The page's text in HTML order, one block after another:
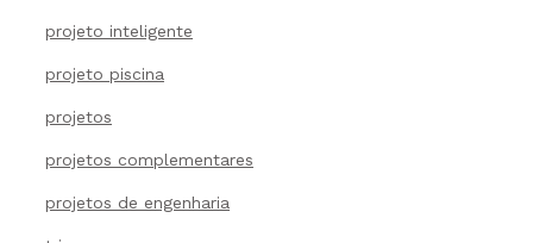
projeto inteligente
projeto piscina
projetos
projetos complementares
projetos de engenharia